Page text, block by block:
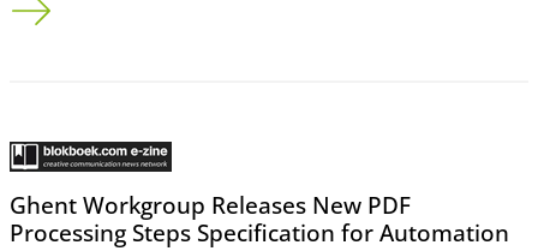
Ghent Workgroup Releases New PDF
Processing Steps Specification for Automation